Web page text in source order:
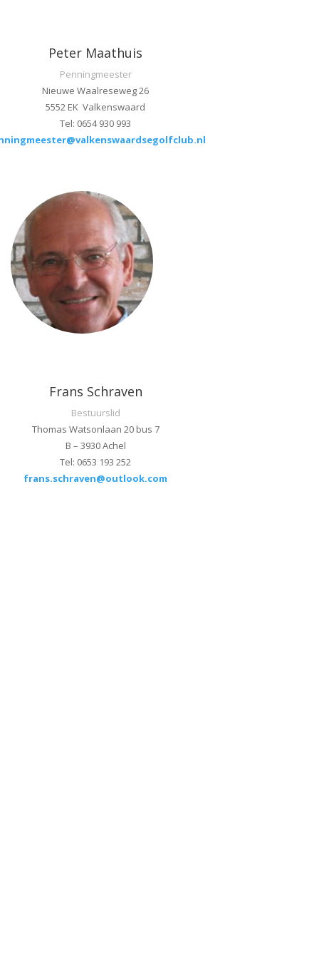
Peter Maathuis
Penningmeester
Nieuwe Waalreseweg 26
5552 EK Valkenswaard
Tel: 0654 930 993
Frans Schraven
Bestuurslid
Thomas Watsonlaan 20 bus 7
B – 3930 Achel
Tel: 0653 193 252
frans.schraven@outlook.com